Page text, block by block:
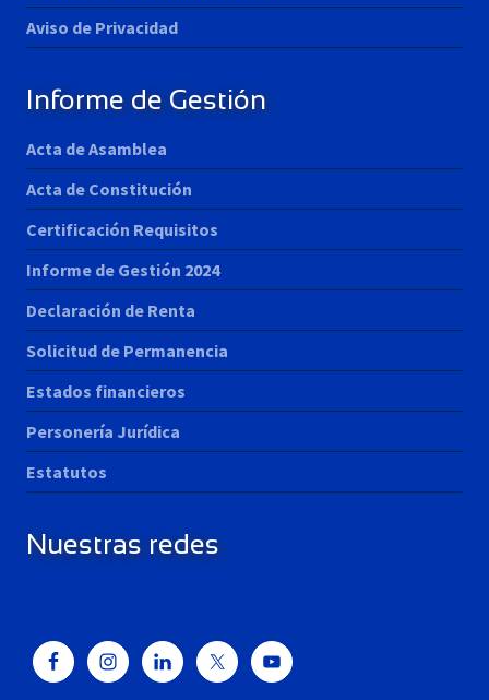
Aviso de Privacidad
Informe de Gestión
Acta de Asamblea
Acta de Constitución
Certificación Requisitos
Informe de Gestión 2024
Declaración de Renta
Solicitud de Permanencia
Estados financieros
Personería Jurídica
Estatutos
Nuestras redes